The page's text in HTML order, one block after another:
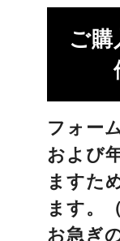
ご
フォー
および
ますた
ます。
お急ぎ